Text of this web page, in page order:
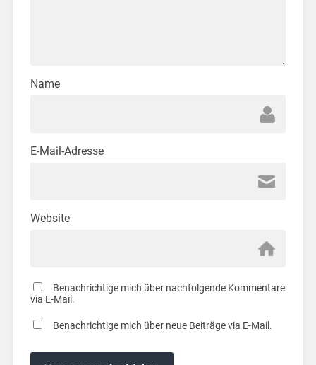
Name
E-Mail-Adresse
Website
Benachrichtige mich über nachfolgende Kommentare
via E-Mail.
Benachrichtige mich über neue Beiträge via E-Mail.